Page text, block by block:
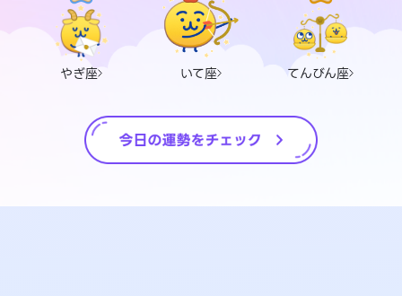
やぎ座 いて座 てんびん座